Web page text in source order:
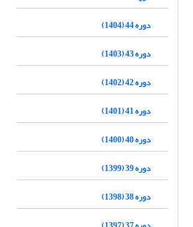
دوره 44 (1404)
دوره 43 (1403)
دوره 42 (1402)
دوره 41 (1401)
دوره 40 (1400)
دوره 39 (1399)
دوره 38 (1398)